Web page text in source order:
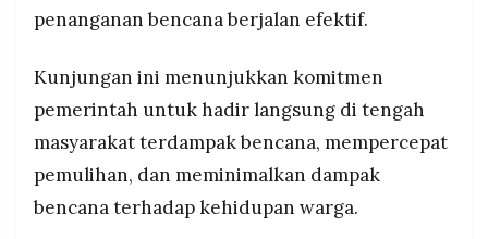
penanganan bencana berjalan efektif.
Kunjungan ini menunjukkan komitmen
pemerintah untuk hadir langsung di tengah
masyarakat terdampak bencana, mempercepat
pemulihan, dan meminimalkan dampak
bencana terhadap kehidupan warga.